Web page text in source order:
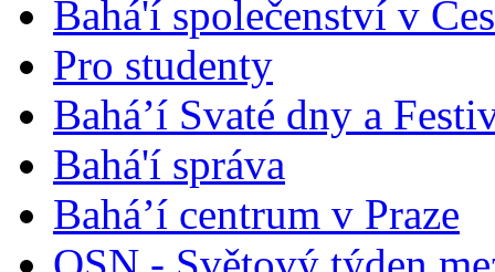
Bahá'í společenství v
Pro studenty
Bahá’í Svaté dny a
Bahá'í správa
Bahá’í centrum v Praze